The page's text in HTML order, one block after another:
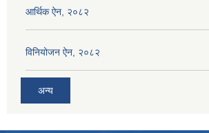
आर्थिक ऐन, २०८२
विनियोजन ऐन, २०८२
अन्य